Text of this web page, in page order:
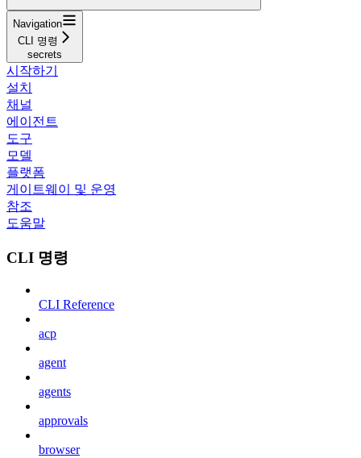
Navigation
CLI 명령
secrets
시작하기
설치
채널
에이전트
도구
모델
플랫폼
게이트웨이 및 운영
참조
도움말
CLI 명령
CLI Reference
acp
agent
agents
approvals
browser